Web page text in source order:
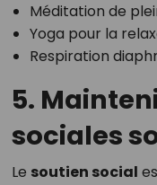
Méditation de
Yoga pour la
Respiration
5.
sociales
Le soutien social